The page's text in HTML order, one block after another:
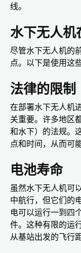
线。
水下无人机
尽管水下无人机的
点。以下是使用这
法律的限制
在部署水下无人机
关重要。许多地区
和水下）的法规。
点和时间，从而可
电池寿命
虽然水下无人机可
中航行，但它们的
电可以运行一到四
件。这种有限的运
从基站出发的飞行